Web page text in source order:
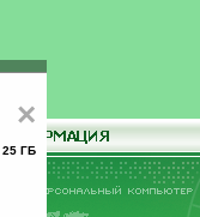
×
25 ГБ